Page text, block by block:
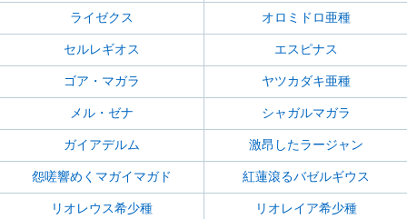
ライゼクス オロミドロ亜種
セルレギオス エスピナス
ゴア・マガラ ヤツカダキ亜種
メル・ゼナ シャガルマガラ
ガイアデルム 激昂したラージャン
怨嗟響めくマガイマガド 紅蓮滾るバゼルギウス
リオレウス希少種 リオレイア希少種